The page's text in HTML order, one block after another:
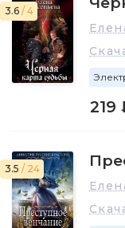
3.6 / 4
219
3.5 / 24